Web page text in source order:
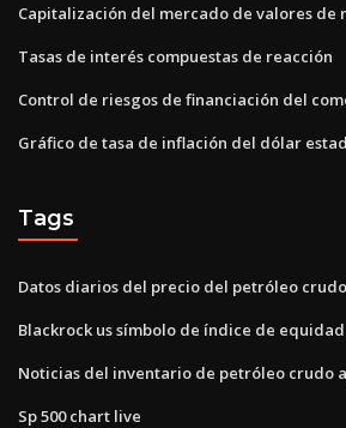
Capitalización del mercado de valores de
Tasas de interés compuestas de reacción
Control de riesgos de financiación del
Gráfico de tasa de inflación del dólar
Tags
Datos diarios del precio del petróleo
Blackrock us símbolo de índice de equidad
Noticias del inventario de petróleo crudo
Sp 500 chart live